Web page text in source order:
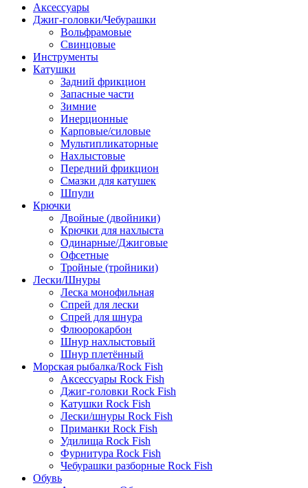
Аксессуары
Джиг-головки/Чебурашки
Вольфрамовые
Свинцовые
Инструменты
Катушки
Задний фрикцион
Запасные части
Зимние
Инерционные
Карповые/силовые
Мультипликаторные
Нахлыстовые
Передний фрикцион
Смазки для катушек
Шпули
Крючки
Двойные (двойники)
Крючки для нахлыста
Одинарные/Джиговые
Офсетные
Тройные (тройники)
Лески/Шнуры
Леска монофильная
Спрей для лески
Спрей для шнура
Флюорокарбон
Шнур нахлыстовый
Шнур плетённый
Морская рыбалка/Rock Fish
Аксессуары Rock Fish
Джиг-головки Rock Fish
Катушки Rock Fish
Лески/шнуры Rock Fish
Приманки Rock Fish
Удилища Rock Fish
Фурнитура Rock Fish
Чебурашки разборные Rock Fish
Обувь